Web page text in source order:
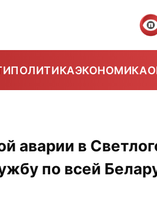
ПОЛИТИКАЭКОНОМИКА
аварии в
по всей